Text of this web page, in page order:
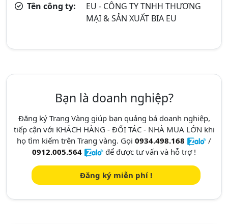
Tên công ty:
EU - CÔNG TY TNHH THƯƠNG
MẠI & SẢN XUẤT BIA EU
Bạn là doanh nghiệp?
Đăng ký Trang Vàng giúp bạn quảng bá doanh nghiệp,
tiếp cận với KHÁCH HÀNG - ĐỐI TÁC - NHÀ MUA LỚN khi
họ tìm kiếm trên Trang vàng. Gọi 0934.498.168
/
0912.005.564
để được tư vấn và hỗ trợ !
Đăng ký miễn phí !